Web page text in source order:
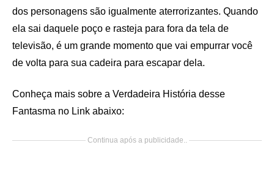
dos personagens são igualmente aterrorizantes. Quando
ela sai daquele poço e rasteja para fora da tela de
televisão, é um grande momento que vai empurrar você
de volta para sua cadeira para escapar dela.
Conheça mais sobre a Verdadeira História desse
Fantasma no Link abaixo:
Continua após a publicidade..